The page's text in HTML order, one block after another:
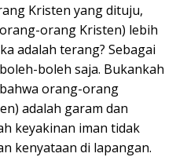
Kristen yang dituju,
orang Kristen) lebih
adalah terang? Sebagai
boleh saja. Bukankah
orang-orang
adalah garam dan
keyakinan iman tidak
kenyataan di lapangan.